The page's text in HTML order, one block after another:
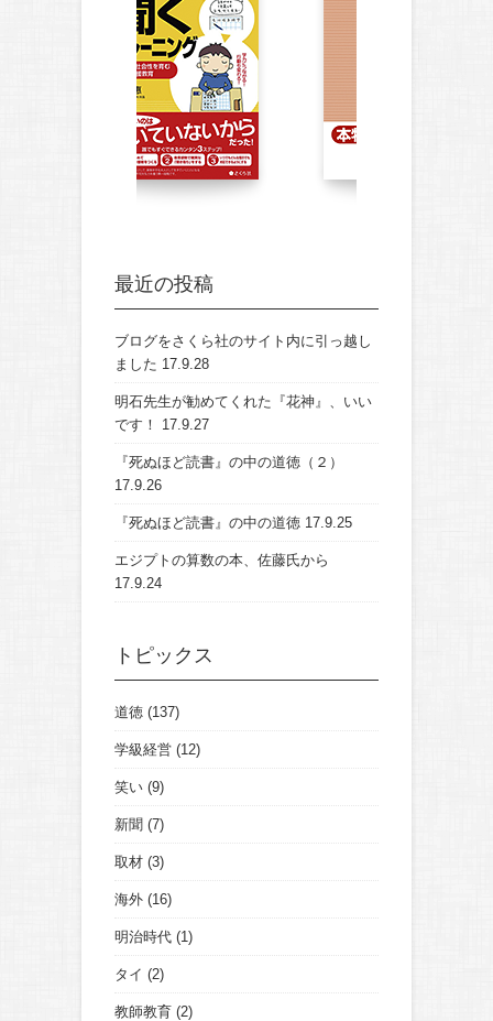
最近の投稿
ブログをさくら社のサイト内に引っ越し
ました 17.9.28
明石先生が勧めてくれた『花神』、いい
です！
17.9.27
『死ぬほど読書』の中の道徳（２）
17.9.26
『死ぬほど読書』の中の道徳 17.9.25
エジプトの算数の本、佐藤氏から
17.9.24
トピックス
道徳 (137)
学級経営 (12)
笑い (9)
新聞 (7)
取材 (3)
海外 (16)
明治時代 (1)
タイ (2)
教師教育 (2)